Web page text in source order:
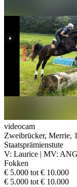
videocam
Zweibrücker, Merrie,
Staatsprämienstute
V: Laurice | MV:
Fokken
€ 5.000 tot € 10.000
€ 5.000 tot € 10.000